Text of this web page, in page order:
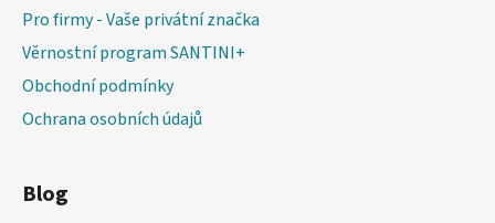
Pro firmy - Vaše privátní značka
Věrnostní program SANTINI+
Obchodní podmínky
Ochrana osobních údajů
Blog